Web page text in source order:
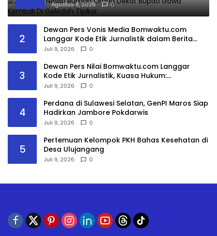
Agustus 8, 2026 0
2
Dewan Pers Vonis Media Bomwaktu.com
Langgar Kode Etik Jurnalistik dalam Berita
DPRD Gowa
Juli 9, 2026 0
3
Dewan Pers Nilai Bomwaktu.com Langgar
Kode Etik Jurnalistik, Kuasa Hukum:
Pemberitaan Menghakimi Tanpa Verifikasi Tak
Juli 9, 2026 0
4
Perdana di Sulawesi Selatan, GenPI Maros Siap
Hadirkan Jambore Pokdarwis
Juli 9, 2026 0
5
Pertemuan Kelompok PKH Bahas Kesehatan di
Desa Ulujangang
Juli 9, 2026 0